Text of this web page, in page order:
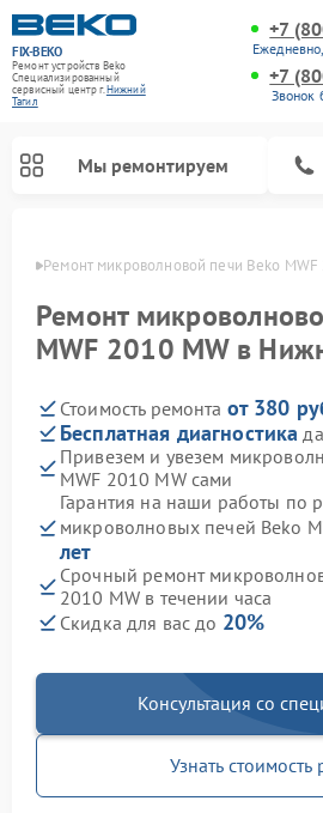
FIX-BEKO
Ремонт устройств Beko
Специализированный
cервисный центр г.Нижний
Тагил
+7
+7
Звонок
Мы ремонтируем
Ремонт микроволновой печи Beko
Ремонт
MWF 2010 MW в
Стоимость ремонта от 380
Бесплатная диагностика
Привезем и увезем
MWF 2010 MW сами
Гарантия на наши работы по
микроволновых печей Beko
лет
Срочный ремонт
2010 MW в течении часа
Скидка для вас до 20%
Консультация со
Узнать стоимость